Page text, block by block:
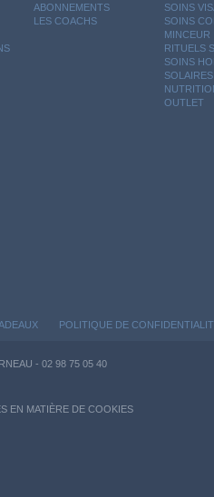
ABONNEMENTS
LES COACHS
SOINS
SOINS
MINCEUR
RITUELS
SOINS
SOLAIRES
OUTLET
POLITIQUE DE
- 02 98 75 05 40
EN MATIÈRE DE COOKIES